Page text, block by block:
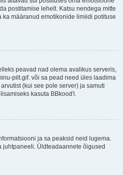
postitamise lehelt. Katsu nendega mitte
ka määranud emotikonide limiidi potituse
peavad nad olema avalikus serveris,
pilt.gif. või sa pead need üles laadima
(kui see pole server) ja samuti
kasuta BBkood'i.
ja sa peaksid neid lugema.
juhtpaneeli. Üldteadaannete õigused